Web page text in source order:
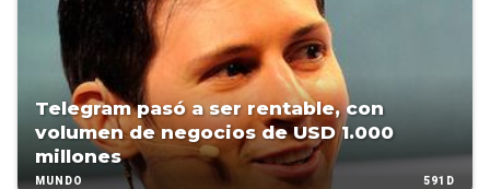
Telegram pasó a ser rentable, con
volumen de negocios de USD 1.000
millones
MUNDO 591D